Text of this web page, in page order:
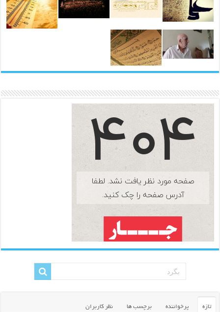
تازه پرخواننده برچسب ها نظر کاربران